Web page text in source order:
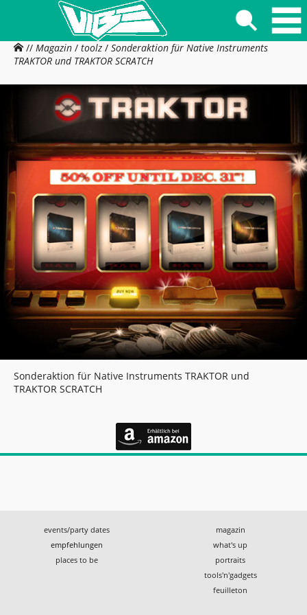
// Magazin / toolz / Sonderaktion für Native Instruments
TRAKTOR und TRAKTOR SCRATCH
Sonderaktion für Native Instruments TRAKTOR und
TRAKTOR SCRATCH
events/party dates
empfehlungen
places to be
magazin
what's up
portraits
tools'n'gadgets
feuilleton